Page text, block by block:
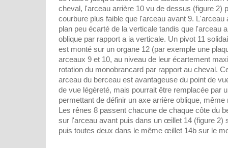
cheval, l'arceau arrière 10 vu de dessus (figure 2)
courbure plus faible que l'arceau avant 9.
plan peu écarté de la verticale tandis que l'arceau
oblique par rapport a ia verticale. Un pivot 11
est monté sur un organe 12 (par exemple une
arceaux 9 et 10, au niveau de leur écartement
rotation du monobrancard par rapport au cheval.
arceau du berceau est avantageuse du point de
de vue légèreté, mais pourrait être remplacée par
permettant de définir un axe arrière oblique, même
Les rênes 8 passent chacune de chaque côte du
sur l'arceau avant puis dans un œillet 14 (figure 2)
puis toutes deux dans le même œillet 14b sur le